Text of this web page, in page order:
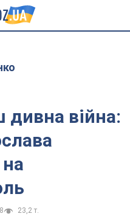
дивна війна:
23,2 т.